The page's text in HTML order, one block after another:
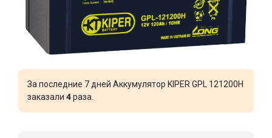
За последние 7 дней Аккумулятор KIPER GPL 121200H
заказали 4раза.